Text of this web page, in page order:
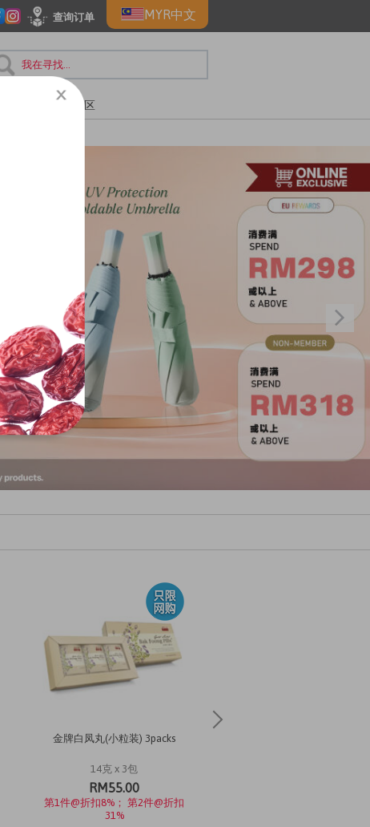
查询订单 MYR中文
🛡️防疫专区
金牌白凤丸(小粒装) 3packs
14克 x 3包
RM55.00
第1件@折扣8%； 第2件@折扣
31%